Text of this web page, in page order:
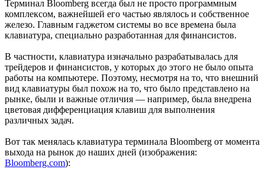
Терминал Bloomberg всегда был не просто программным
комплексом, важнейшей его частью являлось и собственное
железо. Главным гаджетом системы во все времена была
клавиатура, специально разработанная для финансистов.
В частности, клавиатура изначально разрабатывалась для
трейдеров и финансистов, у которых до этого не было опыта
работы на компьютере. Поэтому, несмотря на то, что внешний
вид клавиатуры был похож на то, что было представлено на
рынке, были и важные отличия — например, была внедрена
цветовая дифференциация клавиш для выполнения
различных задач.
Вот так менялась клавиатура терминала Bloomberg от момента
выхода на рынок до наших дней (изображения:
Bloomberg.com):